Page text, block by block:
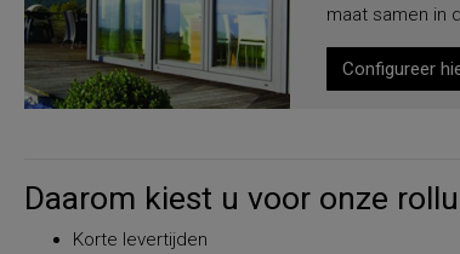
maat samen in
Configureer
Daarom kiest u voor onze
Korte levertijden